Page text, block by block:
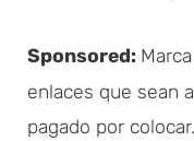
Sponsored:
enlaces que sean
pagado por